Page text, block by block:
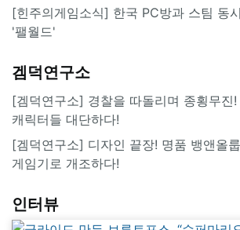
[힌주의게임소식] 한국 PC방과 스팀 동
'팰월드'
겜덕연구소
[겜덕연구소] 경찰을 따돌리며 종횡무진
캐릭터들 대단하다!
[겜덕연구소] 디자인 끝장! 명품 뱅앤올
게임기로 개조하다!
인터뷰